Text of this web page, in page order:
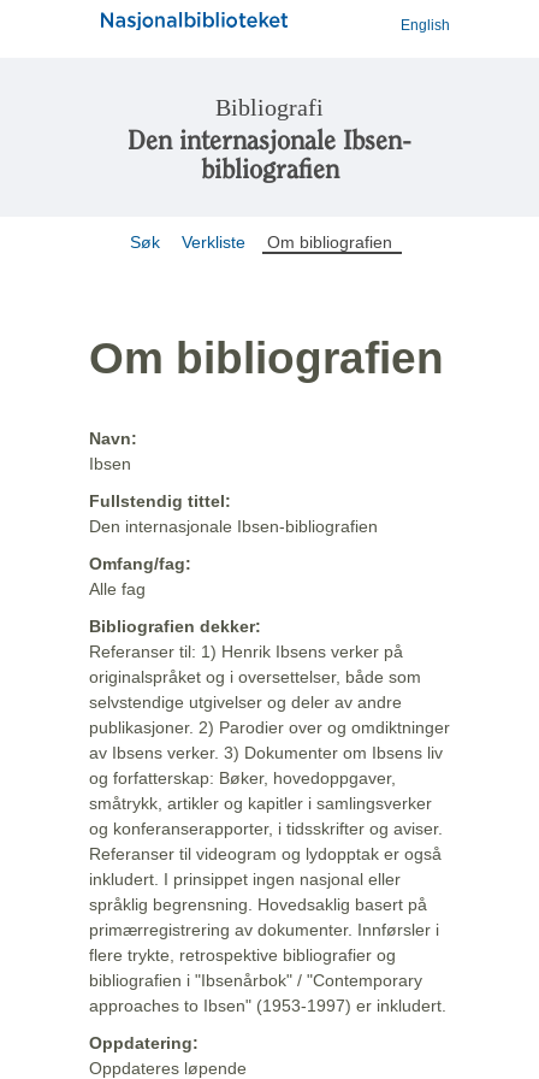
English
Bibliografi
Den internasjonale Ibsen-
bibliografien
Søk Verkliste Om bibliografien
Om bibliografien
Navn:
Ibsen
Fullstendig tittel:
Den internasjonale Ibsen-bibliografien
Omfang/fag:
Alle fag
Bibliografien dekker:
Referanser til: 1) Henrik Ibsens verker på
originalspråket og i oversettelser, både som
selvstendige utgivelser og deler av andre
publikasjoner. 2) Parodier over og omdiktninger
av Ibsens verker. 3) Dokumenter om Ibsens liv
og forfatterskap: Bøker, hovedoppgaver,
småtrykk, artikler og kapitler i samlingsverker
og konferanserapporter, i tidsskrifter og aviser.
Referanser til videogram og lydopptak er også
inkludert. I prinsippet ingen nasjonal eller
språklig begrensning. Hovedsaklig basert på
primærregistrering av dokumenter. Innførsler i
flere trykte, retrospektive bibliografier og
bibliografien i "Ibsenårbok" / "Contemporary
approaches to Ibsen" (1953-1997) er inkludert.
Oppdatering:
Oppdateres løpende